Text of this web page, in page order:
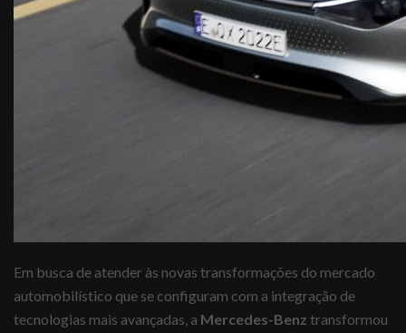
Em busca de atender às novas transformações do mercado
automobilístico que se configuram com a integração de
tecnologias mais avançadas, a Mercedes-Benz transformou